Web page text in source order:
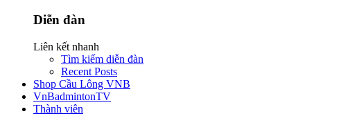
Diễn đàn
Liên kết nhanh
Tìm kiếm diễn đàn
Recent Posts
Shop Cầu Lông VNB
VnBadmintonTV
Thành viên